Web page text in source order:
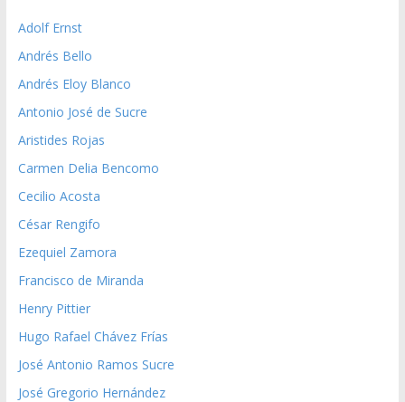
Adolf Ernst
Andrés Bello
Andrés Eloy Blanco
Antonio José de Sucre
Aristides Rojas
Carmen Delia Bencomo
Cecilio Acosta
César Rengifo
Ezequiel Zamora
Francisco de Miranda
Henry Pittier
Hugo Rafael Chávez Frías
José Antonio Ramos Sucre
José Gregorio Hernández